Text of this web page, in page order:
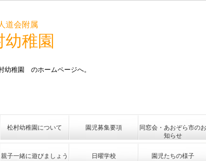
道会附属
幼稚園
幼稚園 のホームページへ。
松村幼稚園について 園児募集要項
同窓会・あおぞら市のお
知らせ
親子一緒に遊びましょう 日曜学校 園児たちの様子